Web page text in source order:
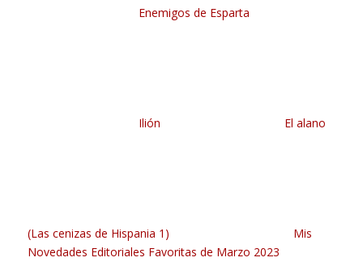
Enemigos de Esparta
Ilión El alano
(Las cenizas de Hispania 1)
Mis
Novedades Editoriales Favoritas de Marzo 2023